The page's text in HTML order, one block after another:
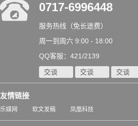
0717-6996448
服务热线（免长途费）
周一到周六 9:00 - 18:00
QQ客服：421/2139
交谈 交谈 交谈
友情链接
乐媒网 软文发稿 凤凰科技